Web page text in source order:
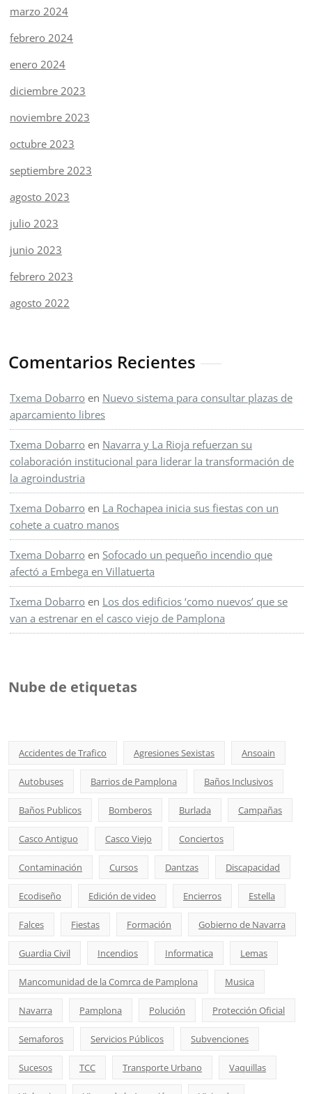
marzo 2024
febrero 2024
enero 2024
diciembre 2023
noviembre 2023
octubre 2023
septiembre 2023
agosto 2023
julio 2023
junio 2023
febrero 2023
agosto 2022
Comentarios Recientes
Txema Dobarro en Nuevo sistema para consultar plazas de
aparcamiento libres
Txema Dobarro en Navarra y La Rioja refuerzan su
colaboración institucional para liderar la transformación de
la agroindustria
Txema Dobarro en La Rochapea inicia sus fiestas con un
cohete a cuatro manos
Txema Dobarro en Sofocado un pequeño incendio que
afectó a Embega en Villatuerta
Txema Dobarro en Los dos edificios ‘como nuevos’ que se
van a estrenar en el casco viejo de Pamplona
Nube de etiquetas
Accidentes de Trafico Agresiones Sexistas Ansoain
Autobuses Barrios de Pamplona Baños Inclusivos
Baños Publicos Bomberos Burlada Campañas
Casco Antiguo Casco Viejo Conciertos
Contaminación Cursos Dantzas Discapacidad
Ecodiseño Edición de video Encierros Estella
Falces Fiestas Formación Gobierno de Navarra
Guardia Civil Incendios Informatica Lemas
Mancomunidad de la Comrca de Pamplona Musica
Navarra Pamplona Polución Protección Oficial
Semaforos Servicios Públicos Subvenciones
Sucesos TCC Transporte Urbano Vaquillas